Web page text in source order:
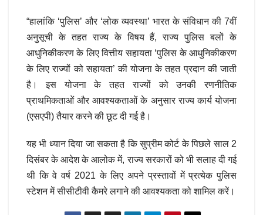
“हालांकि ‘पुलिस’ और ‘लोक व्यवस्था’ भारत के संविधान की 7वीं
अनुसूची के तहत राज्य के विषय हैं, राज्य पुलिस बलों के
आधुनिकीकरण के लिए वित्तीय सहायता ‘पुलिस के आधुनिकीकरण
के लिए राज्यों को सहायता’ की योजना के तहत प्रदान की जाती
है। इस योजना के तहत राज्यों को उनकी रणनीतिक
प्राथमिकताओं और आवश्यकताओं के अनुसार राज्य कार्य योजना
(एसएपी) तैयार करने की छूट दी गई है।
यह भी ध्यान दिया जा सकता है कि सुप्रीम कोर्ट के पिछले साल 2
दिसंबर के आदेश के आलोक में, राज्य सरकारों को भी सलाह दी गई
थी कि वे वर्ष 2021 के लिए अपने प्रस्तावों में प्रत्येक पुलिस
स्टेशन में सीसीटीवी कैमरे लगाने की आवश्यकता को शामिल करें।